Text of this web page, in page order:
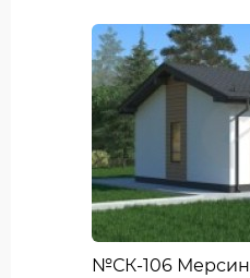
№СК-106 Мерсин